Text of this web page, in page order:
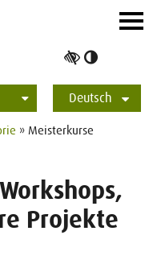
Deutsch
English
ein-/
» Meisterkurse
Projekte